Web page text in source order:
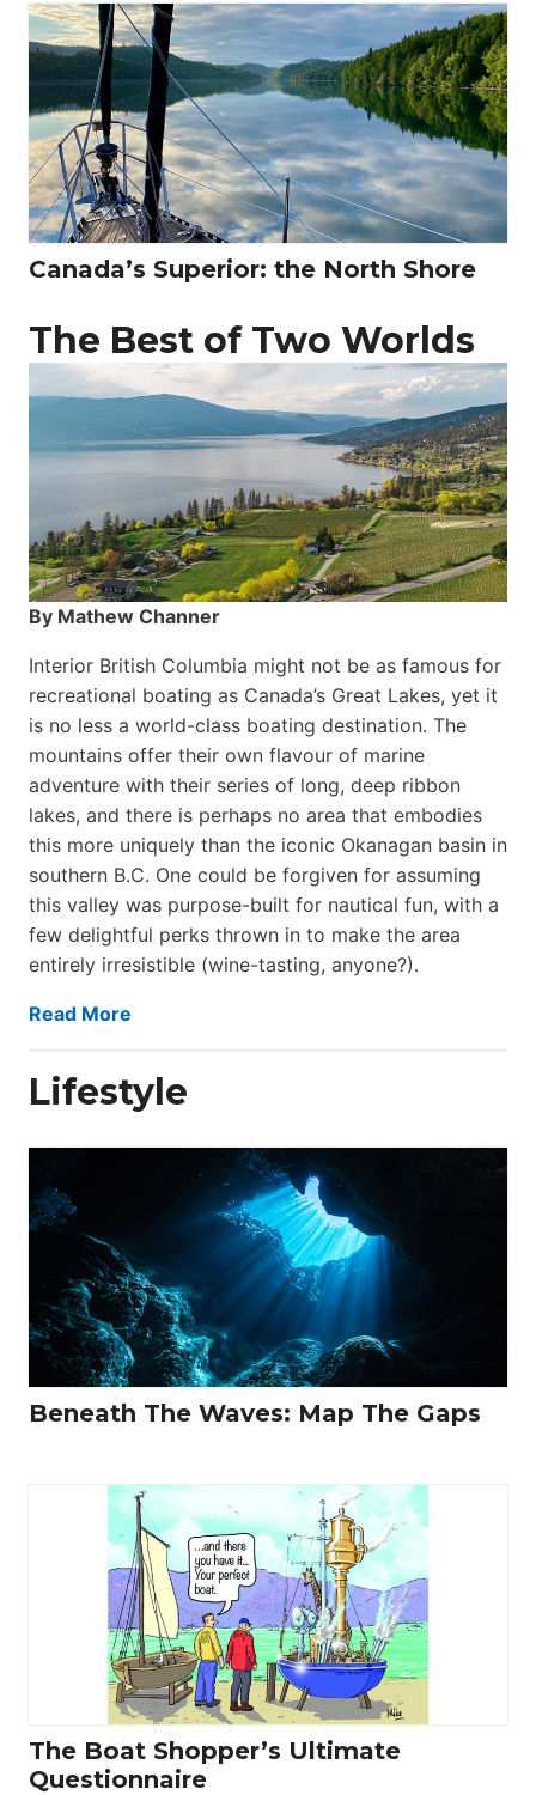
Canada’s Superior: the North Shore
The Best of Two Worlds
By Mathew Channer
Interior British Columbia might not be as famous for
recreational boating as Canada’s Great Lakes, yet it
is no less a world-class boat­ing destination. The
mountains offer their own flavour of marine
adventure with their series of long, deep ribbon
lakes, and there is perhaps no area that embodies
this more uniquely than the iconic Okanagan basin in
southern B.C. One could be forgiven for assuming
this valley was purpose-built for nautical fun, with a
few delightful perks thrown in to make the area
entirely irresistible (wine-tasting, anyone?).
Read More
Lifestyle
Beneath The Waves: Map The Gaps
The Boat Shopper’s Ultimate
Questionnaire